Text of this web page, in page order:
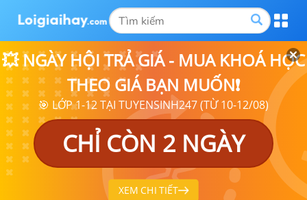
💥 NGÀY HỘI TRẢ GIÁ - MUA KHOÁ HỌC
THEO GIÁ BẠN MUỐN❗
🎯 LỚP 1-12 TẠI TUYENSINH247 (TỪ 10-12/08)
CHỈ CÒN 2 NGÀY
XEM CHI TIẾT